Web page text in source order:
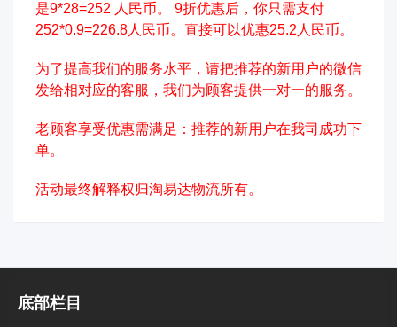
是9*28=252 人民币。 9折优惠后，你只需支付
252*0.9=226.8人民币。 直接可以优惠25.2人民币。
为了提高我们的服务水平，请把推荐的新用户的微信
发给相对应的客服，我们为顾客提供一对一的服务。
老顾客享受优惠需满足：推荐的新用户在我司成功下
单。
活动最终解释权归淘易达物流所有。
底部栏目